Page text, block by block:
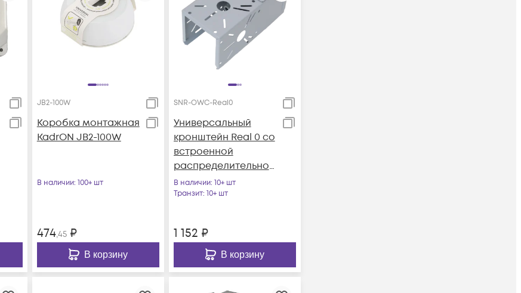
JB2-100W
Коробка монтажная
KadrON JB2-100W
В наличии: 100+ шт
474,45₽
В корзину
SNR-OWC-Real0
Универсальный
кронштейн Real 0 со
встроенной
распределительной
коробкой
В наличии: 10+ шт
Транзит: 10+ шт
1 152 ₽
В корзину